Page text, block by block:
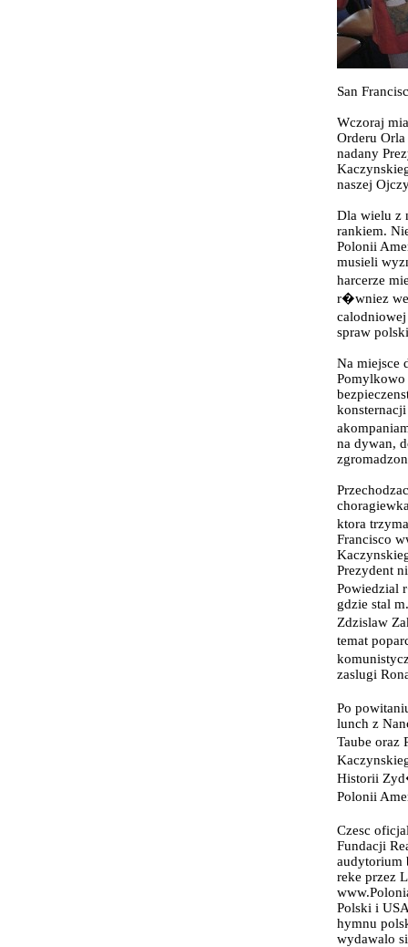
San
Wczoraj
Orderu
nadany
naszej
Dla wielu z
rankiem.
Polonii
musieli
harcerze
r�wniez
spraw
Na miejsce
Pomylkowo
na dywan,
ktora
Francisco
Prezydent
Powiedzial
gdzie stal
Zdzislaw
temat
zaslugi
Po
lunch z
Taube oraz
Historii
Polonii
Czesc
Fundacji
audytorium
reke przez
Polski i
hymnu
wydawalo